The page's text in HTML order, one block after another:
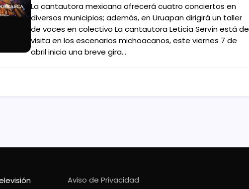
La cantautora mexicana ofrecerá cuatro conciertos en
diversos municipios; además, en Uruapan dirigirá un taller
de voces en colectivo La cantautora Leticia Servín está de
visita en los escenarios michoacanos, este viernes 7 de
abril inicia una breve gira…
Aviso de Privacidad